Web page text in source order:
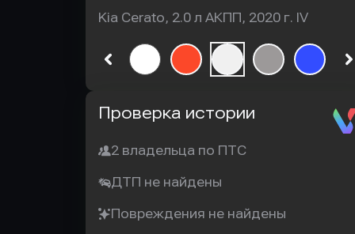
Kia Cerato, 2.0 л АКПП, 2020 г. IV
Проверка истории
2 владельца по ПТС
ДТП не найдены
Повреждения не найдены